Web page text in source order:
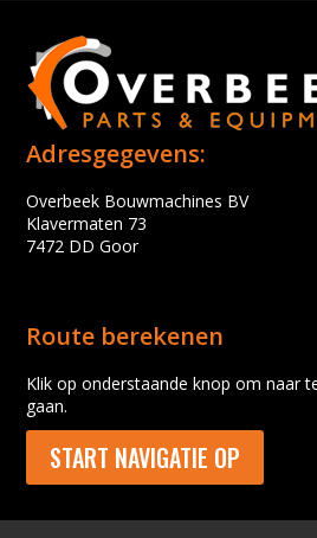
Adresgegevens:
Overbeek Bouwmachines BV
Klavermaten 73
7472 DD Goor
Route berekenen
Klik op onderstaande knop om naar
gaan.
START NAVIGATIE OP